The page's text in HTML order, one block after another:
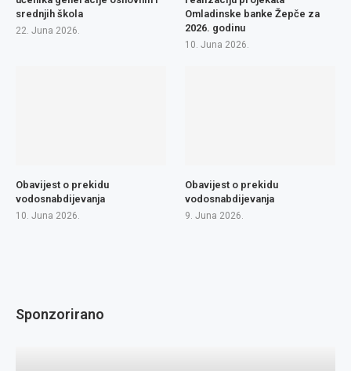
srednjih škola
22. Juna 2026.
Omladinske banke Žepče za
2026. godinu
10. Juna 2026.
Obavijest o prekidu
vodosnabdijevanja
10. Juna 2026.
Obavijest o prekidu
vodosnabdijevanja
9. Juna 2026.
Sponzorirano